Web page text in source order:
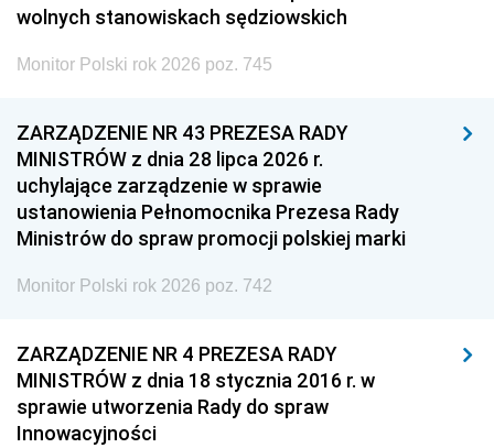
wolnych stanowiskach sędziowskich
Monitor Polski rok 2026 poz. 745
ZARZĄDZENIE NR 43 PREZESA RADY
MINISTRÓW z dnia 28 lipca 2026 r.
uchylające zarządzenie w sprawie
ustanowienia Pełnomocnika Prezesa Rady
Ministrów do spraw promocji polskiej marki
Monitor Polski rok 2026 poz. 742
ZARZĄDZENIE NR 4 PREZESA RADY
MINISTRÓW z dnia 18 stycznia 2016 r. w
sprawie utworzenia Rady do spraw
Innowacyjności